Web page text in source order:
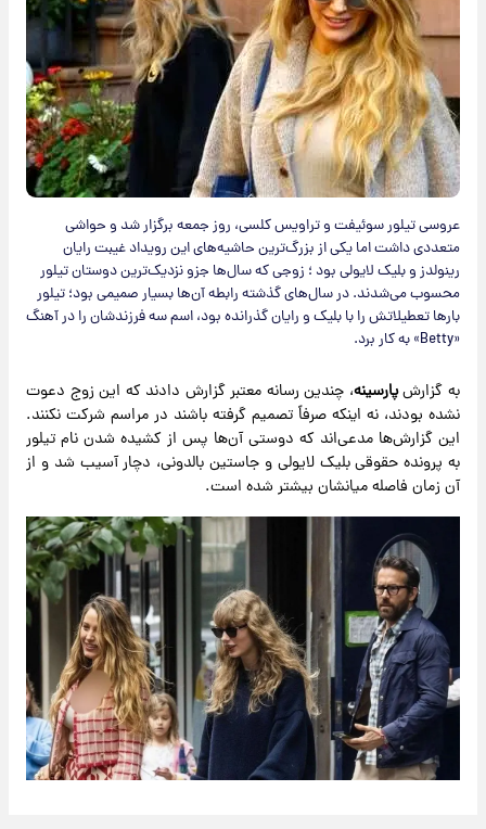
عروسی تیلور سوئیفت و تراویس کلسی، روز جمعه برگزار شد و حواشی
متعددی داشت اما یکی از بزرگ‌ترین حاشیه‌های این رویداد غیبت رایان
رینولدز و بلیک لایولی بود ؛ زوجی که سال‌ها جزو نزدیک‌ترین دوستان تیلور
محسوب می‌شدند. در سال‌های گذشته رابطه آن‌ها بسیار صمیمی بود؛ تیلور
بارها تعطیلاتش را با بلیک و رایان گذرانده بود، اسم سه فرزندشان را در آهنگ
«Betty» به کار برد.
به گزارشپارسینه، چندین رسانه معتبر گزارش دادند که این زوج دعوت
نشده بودند، نه اینکه صرفاً تصمیم گرفته باشند در مراسم شرکت نکنند.
این گزارش‌ها مدعی‌اند که دوستی آن‌ها پس از کشیده شدن نام تیلور
به پرونده حقوقی بلیک لایولی و جاستین بالدونی، دچار آسیب شد و از
آن زمان فاصله میانشان بیشتر شده است.